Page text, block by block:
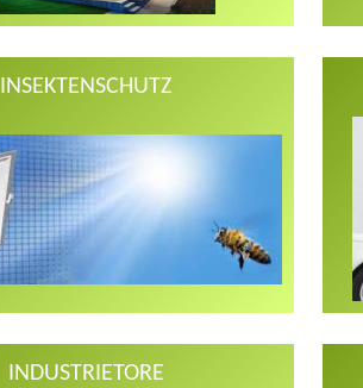
INSEKTENSCHUTZ
INDUSTRIETORE